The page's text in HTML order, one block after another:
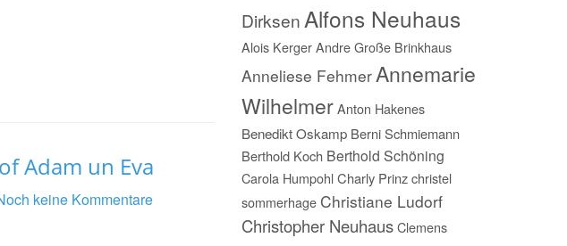
Adam un Eva
keine Kommentare
DirksenAlfons Neuhaus
Alois Kerger Andre Große Brinkhaus
Anneliese FehmerAnnemarie
Wilhelmer Anton Hakenes
Benedikt Oskamp Berni Schmiemann
Berthold Koch Berthold Schöning
Carola Humpohl Charly Prinz christel
sommerhage Christiane Ludorf
Christopher Neuhaus Clemens